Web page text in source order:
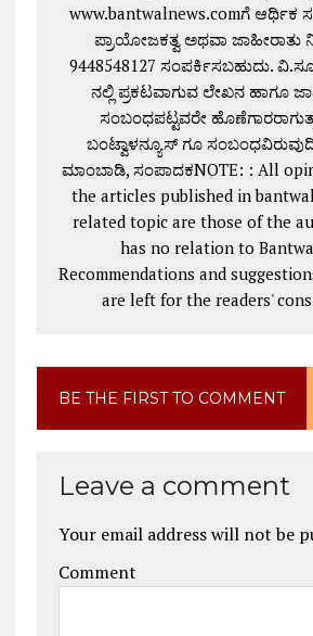
www.bantwalnews.comಗೆ ಆರ್ಥಿಕ
ಪ್ರಾಯೋಜಕತ್ವ ಅಥವಾ ಜಾಹೀರಾತು
9448548127 ಸಂಪರ್ಕಿಸಬಹುದು.
ನಲ್ಲಿ ಪ್ರಕಟವಾಗುವ ಲೇಖನ ಹಾಗೂ
ಸಂಬಂಧಪಟ್ಟವರೇ
ಬಂಟ್ವಾಳನ್ಯೂಸ್ ಗೂ
ಮಾಂಬಾಡಿ, ಸಂಪಾದಕNOTE: : All
the articles published in
related topic are those of the
has no relation to
Recommendations and
are left for the readers'
BE THE FIRST TO COMMENT
Leave a comment
Your email address will not be
Comment